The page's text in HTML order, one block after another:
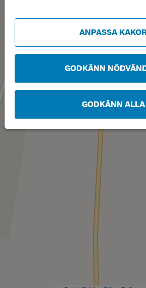
ANPASSA
GODKÄNN
GODKÄNN ALLA
Läge
A